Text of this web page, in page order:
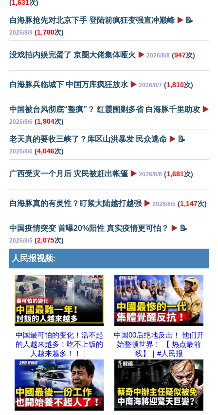
(1,631次)
白海豚抢先对北京下手 登陆前疯狂变强直冲巅峰 ▶️ 📝
2026/8/9 (1,780次)
没戏拍内娱完蛋了 京圈大佬集体哑火 ▶️ 2026/8/8 (947次)
白海豚兵临城下 中国万库疯狂放水 ▶️ 2026/8/7 (1,810次)
中国被台风彻底“整疯”？ 红霞围剿多省 白海豚千里助攻 ▶️
2026/8/6 (1,904次)
老天真的要收三峡了？库区山洪暴发 民众逃命 ▶️ 📝
2026/8/6 (4,046次)
广西受灾一个月后 灾民被赶出帐篷 ▶️ 2026/8/6 (1,681次)
白海豚真的有灵性？盯紧大陆越打越强 ▶️ 2026/8/5 (1,147次)
中国疫情突变 首曝20%阳性 真实疫情更可怕？ ▶️ 📝
2026/8/5 (2,075次)
人民报视频:
中国最可怕的变化！活不起
的人越来越多！吃不上饭的
人越来越多！！｜
中国00后绝地反击！ 他们开
始整顿世界！ 【 热点最前
线】｜#人民报